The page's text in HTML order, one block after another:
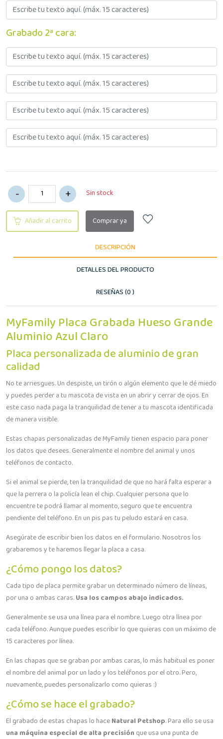
Grabado 2ª cara:
Sin stock
Añadir al carrito Comprar ya
DESCRIPCIÓN
DETALLES DEL PRODUCTO
RESEÑAS (0 )
MyFamily Placa Grabada Hueso Grande
Aluminio Azul Claro
Placa personalizada de aluminio de gran
calidad
No te arriesgues. Un despiste, un tirón o algún elemento que le dé miedo
y puedes perder a tu mascota de vista en un abrir y cerrar de ojos. En
este caso nada paga la tranquilidad de tener a tu mascota identificada
de manera visible.
Estas chapas personalizadas de MyFamily tienen espacio para poner
los datos que desees. Generalmente el nombre del animal y unos
teléfonos de contacto.
Si el animal se pierde, ten la tranquilidad de que no hará falta esperar a
que la perrera o la policía lean el chip. Cualquier persona que lo
encuentre te podrá llamar al momento, seguro que te encuentra
pendiente del teléfono. En un pis pas tu peludo estará en casa.
Asegúrate de escribir bien los datos en el formulario. Nosotros los
grabaremos y te haremos llegar la placa a casa.
¿Cómo pongo los datos?
Cada tipo de placa permite grabar un determinado número de líneas,
por una o ambas caras.Usa los campos abajo indicados.
Generalmente se usa una línea para el nombre. Luego otra línea por
cada teléfono. Aunque puedes escribir lo que quieras con un máximo de
15 caracteres por línea.
En las chapas que se graban por ambas caras, lo más habitual es poner
el nombre del animal por un lado y los teléfonos por el otro. Pero,
nuevamente, puedes personalizarlo como quieras :)
¿Cómo se hace el grabado?
El grabado de estas chapas lo haceNatural Petshop. Para ello se usa
una máquina especial de alta precisiónque usa una punta de